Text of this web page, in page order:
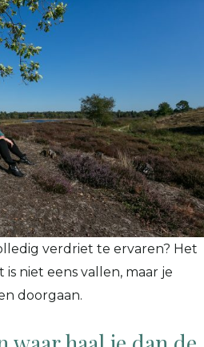
verdriet te ervaren? Het
niet eens vallen, maar je
doorgaan.